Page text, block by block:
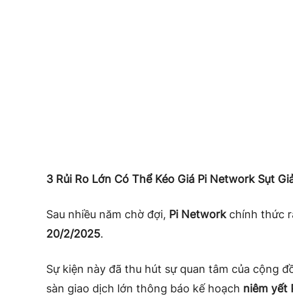
3 Rủi Ro Lớn Có Thể Kéo Giá Pi Network Sụt
Sau nhiều năm chờ đợi, Pi Networkchính thức
20/2/2025.
Sự kiện này đã thu hút sự quan tâm của cộng
sàn giao dịch lớn thông báo kế hoạch niêm yết